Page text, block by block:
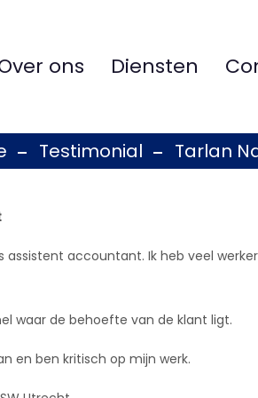
ons Diensten
Testimonial Tarlan
assistent accountant. Ik heb veel
waar de behoefte van de klant ligt.
en ben kritisch op mijn werk.